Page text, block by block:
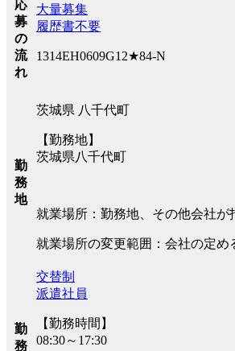
応
募
の
流
れ
大量募集
履歴書不要
1314EH0609G12★84-N
勤
務
地
茨城県 八千代町
【勤務地】
茨城県八千代町
就業場所：勤務地、その他会社が
就業場所の変更範囲：会社の定め
勤
務
交替制
派遣社員
【勤務時間】
08:30～17:30